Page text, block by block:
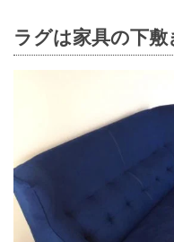
ラグは家具の下敷